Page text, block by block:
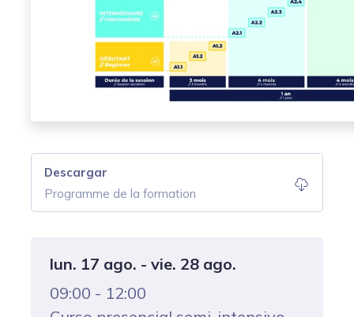
Descargar
Programme de la formation
lun. 17 ago. - vie. 28 ago.
09:00 - 12:00